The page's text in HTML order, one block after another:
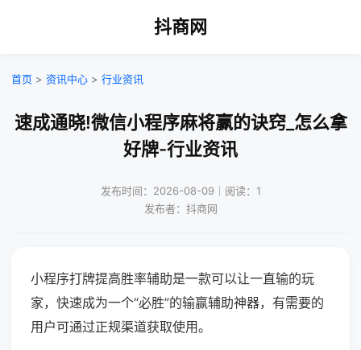
抖商网
首页 > 资讯中心 > 行业资讯
速成通晓!微信小程序麻将赢的诀窍_怎么拿
好牌-行业资讯
发布时间：2026-08-09｜阅读：1
发布者：抖商网
小程序打牌提高胜率辅助是一款可以让一直输的玩
家，快速成为一个“必胜”的输赢辅助神器，有需要的
用户可通过正规渠道获取使用。